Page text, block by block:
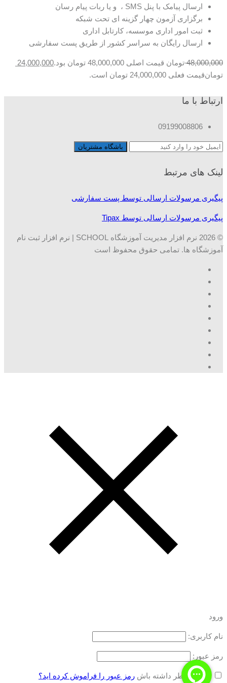
ارسال پیامک با پنل SMS ، و یا ربات پیام رسان
برگزاری آزمون چهار گزینه ای تحت شبکه
ثبت امور اداری موسسه، کارتابل اداری
ارسال رایگان به سراسر کشور از طریق پست سفارشی
48,000,000 تومان قیمت اصلی 48,000,000 تومان بود.
24,000,000
تومانقیمت فعلی 24,000,000 تومان است.
ارتباط با ما
09199008806
لینک های مرتبط
پیگیری مرسولات ارسالی توسط پست سفارشی
پیگیری مرسولات ارسالی توسط Tipax
© 2026 نرم افزار مدیریت آموزشگاه SCHOOL | نرم افزار ثبت نام
آموزشگاه ها. تمامی حقوق محفوظ است
ورود
نام کاربری:
رمز عبور:
مرا به خاطر داشته باش رمز عبور را فراموش کرده اید؟